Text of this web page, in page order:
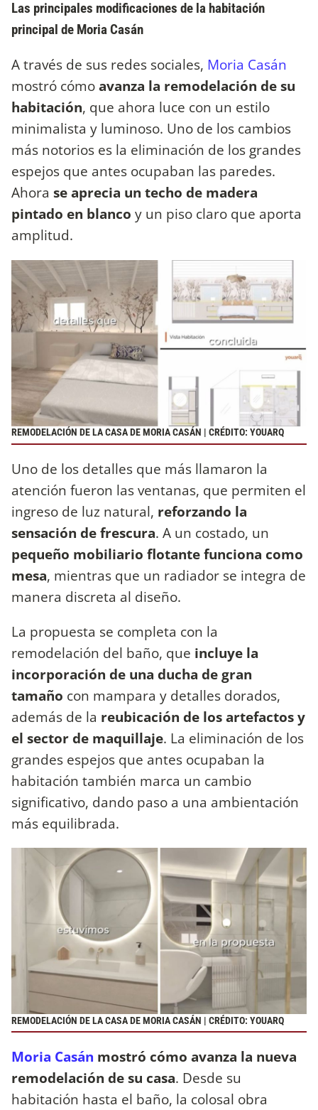
Las principales modificaciones de la habitación
principal de Moria Casán
A través de sus redes sociales, Moria Casán
mostró cómoavanza la remodelación de su
habitación, que ahora luce con un estilo
minimalista y luminoso. Uno de los cambios
más notorios es la eliminación de los grandes
espejos que antes ocupaban las paredes.
Ahora se aprecia un techo de madera
pintado en blanco y un piso claro que aporta
amplitud.
REMODELACIÓN DE LA CASA DE MORIA CASÁN | CRÉDITO: YOUARQ
Uno de los detalles que más llamaron la
atención fueron las ventanas, que permiten el
ingreso de luz natural, reforzando la
sensación de frescura. A un costado, un
pequeño mobiliario flotante funciona como
mesa, mientras que un radiador se integra de
manera discreta al diseño.
La propuesta se completa con la
remodelación del baño, que incluye la
incorporación de una ducha de gran
tamaño con mampara y detalles dorados,
además de la reubicación de los artefactos y
el sector de maquillaje. La eliminación de los
grandes espejos que antes ocupaban la
habitación también marca un cambio
significativo, dando paso a una ambientación
más equilibrada.
REMODELACIÓN DE LA CASA DE MORIA CASÁN | CRÉDITO: YOUARQ
Moria Casán mostró cómo avanza la nueva
remodelación de su casa. Desde su
habitación hasta el baño, la colosal obra